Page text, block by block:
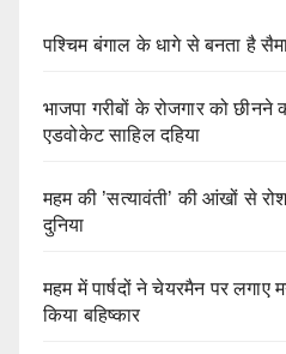
पश्चिम बंगाल के धागे से बनता है
भाजपा गरीबों के रोजगार को छीनने
एडवोकेट साहिल दहिया
महम की ’सत्यावंती’ की आंखों से
दुनिया
महम में पार्षदों ने चेयरमैन पर
किया बहिष्कार